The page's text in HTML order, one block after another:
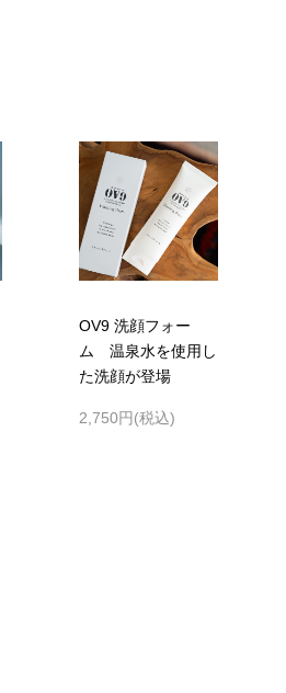
OV9 洗顔フォー
ム 温泉水を使用し
た洗顔が登場
2,750円(税込)